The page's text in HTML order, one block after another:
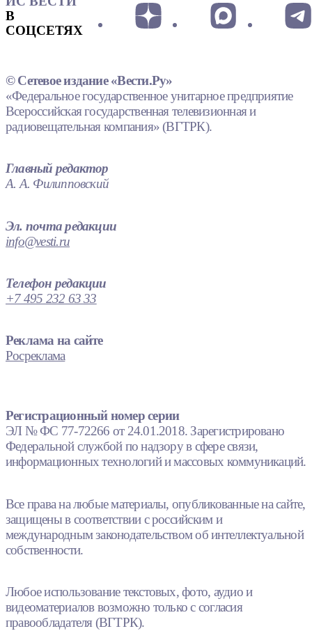
В
СОЦСЕТЯХ
© Сетевое издание «Вести.Ру»
«Федеральное государственное унитарное предприятие
Всероссийская государственная телевизионная и
радиовещательная компания» (ВГТРК).
Главный редактор
А. А. Филипповский
Эл. почта редакции
info@vesti.ru
Телефон редакции
+7 495 232 63 33
Реклама на сайте
Росреклама
Регистрационный номер серии
ЭЛ № ФС 77-72266 от 24.01.2018. Зарегистрировано
Федеральной службой по надзору в сфере связи,
информационных технологий и массовых коммуникаций.
Все права на любые материалы, опубликованные на сайте,
защищены в соответствии с российским и
международным законодательством об интеллектуальной
собственности.
Любое использование текстовых, фото, аудио и
видеоматериалов возможно только с согласия
правообладателя (ВГТРК).